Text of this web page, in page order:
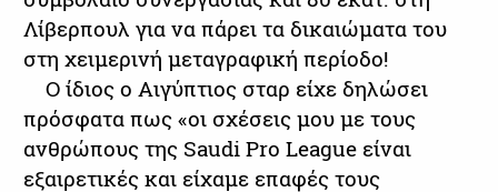
Λίβερπουλ για να πάρει τα δικαιώματα του
στη χειμερινή μεταγραφική περίοδο!
Ο ίδιος ο Αιγύπτιος σταρ είχε δηλώσει
πρόσφατα πως «οι σχέσεις μου με τους
ανθρώπους της Saudi Pro League είναι
εξαιρετικές και είχαμε επαφές τους